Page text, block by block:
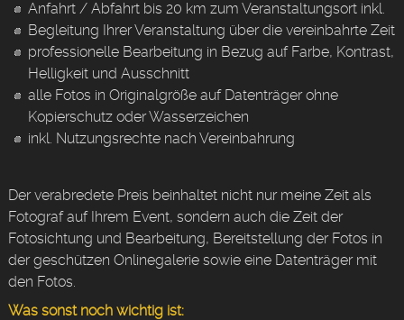
Anfahrt / Abfahrt bis 20 km zum Veranstaltungsort inkl.
Begleitung Ihrer Veranstaltung über die vereinbahrte Zeit
professionelle Bearbeitung in Bezug auf Farbe, Kontrast,
Helligkeit und Ausschnitt
alle Fotos in Originalgröße auf Datenträger ohne
Kopierschutz oder Wasserzeichen
inkl. Nutzungsrechte nach Vereinbahrung
Der verabredete Preis beinhaltet nicht nur meine Zeit als
Fotograf auf Ihrem Event, sondern auch die Zeit der
Fotosichtung und Bearbeitung, Bereitstellung der Fotos in
der geschützen Onlinegalerie sowie eine Datenträger mit
den Fotos.
Was sonst noch wichtig ist: